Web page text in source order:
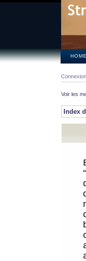
HOME
Connexion
Voir les
Index